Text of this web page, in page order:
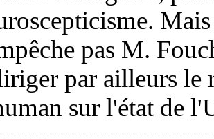
pas M.
par ailleurs le
sur l'état de